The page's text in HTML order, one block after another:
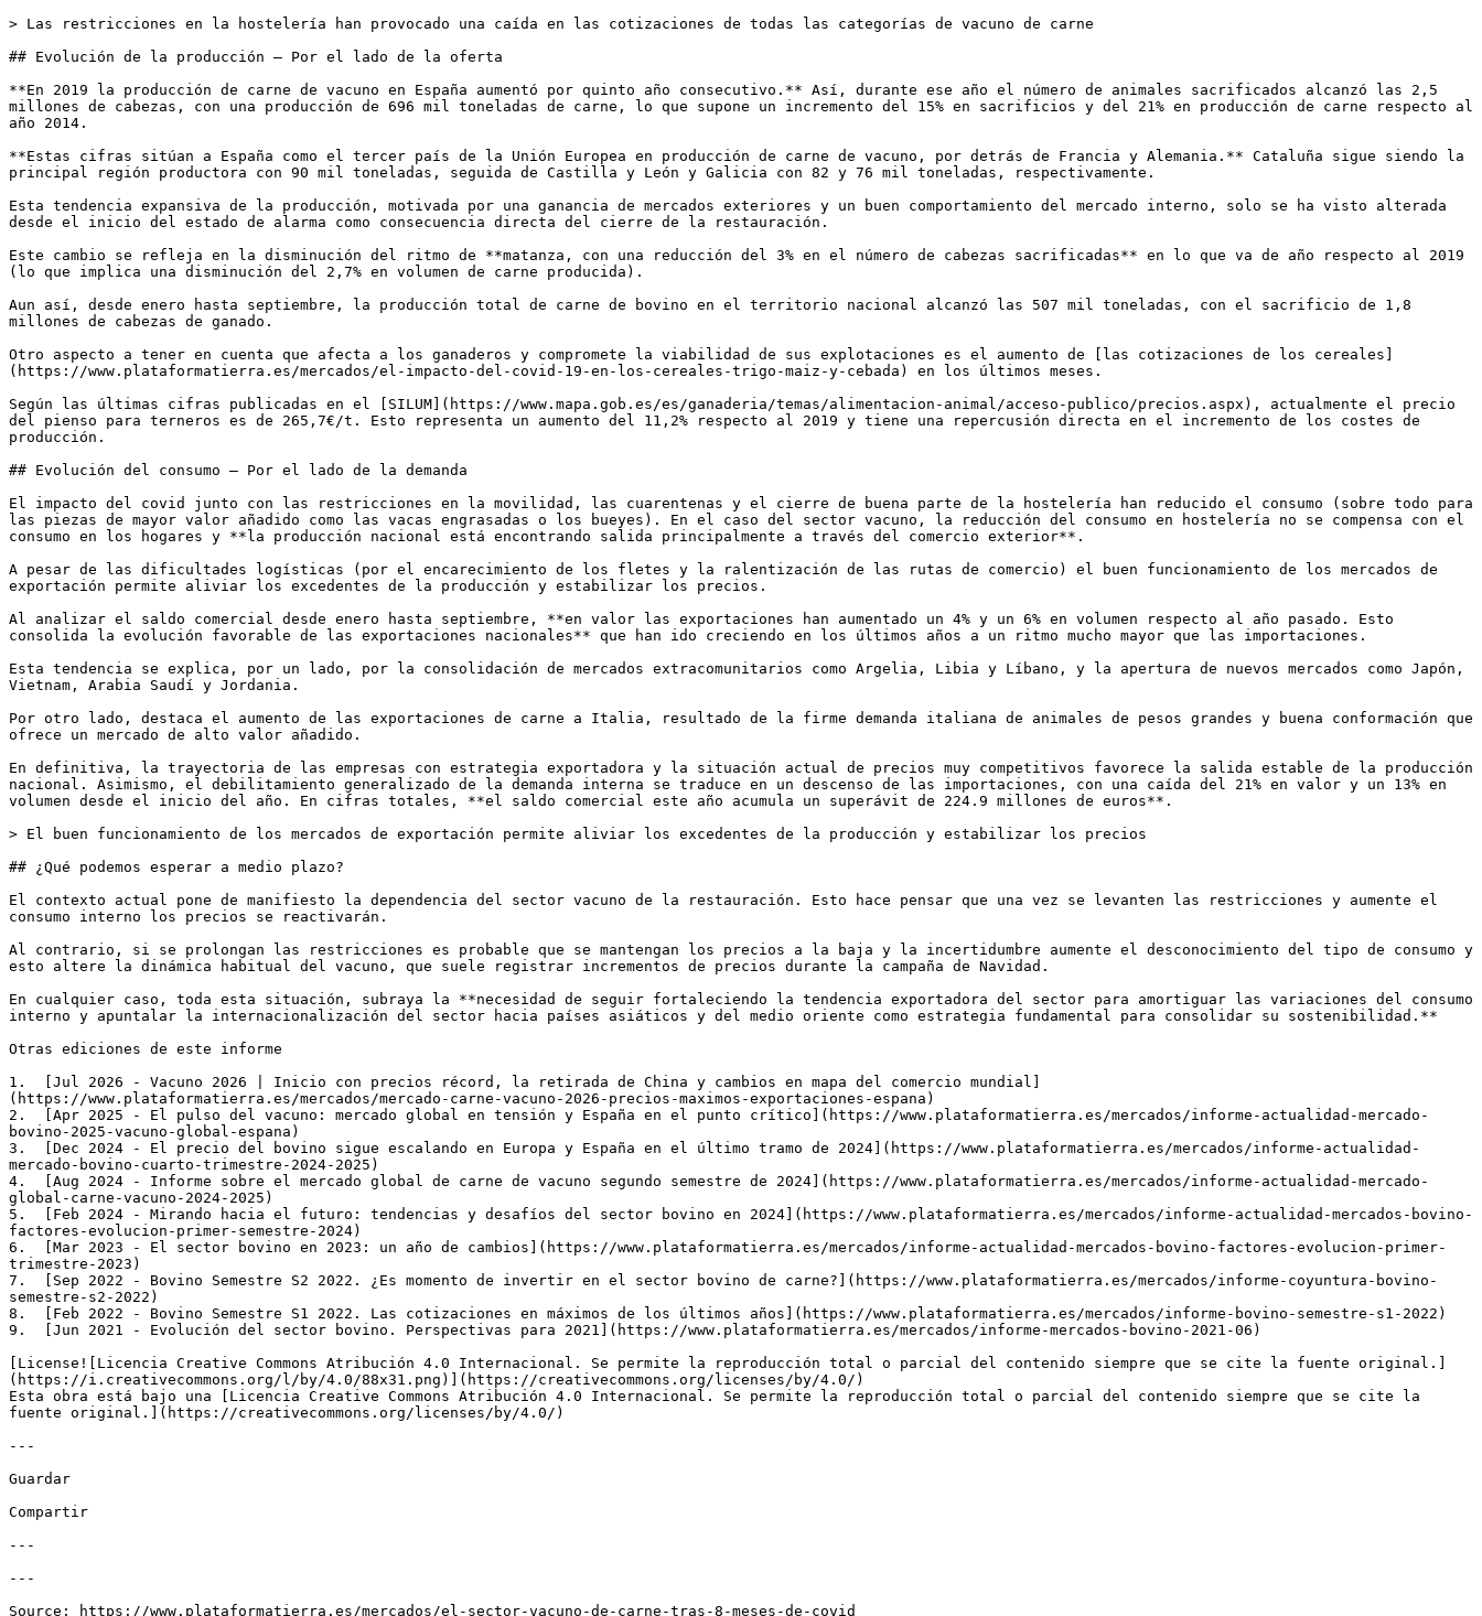
> Las restricciones en la hostelería han provocado una caída en las cotizaciones de todas las categorías de vacuno de carne
## Evolución de la producción – Por el lado de la oferta
**En 2019 la producción de carne de vacuno en España aumentó por quinto año consecutivo.** Así, durante ese año el número de animales sacrificados alcanzó las 2,5
millones de cabezas, con una producción de 696 mil toneladas de carne, lo que supone un incremento del 15% en sacrificios y del 21% en producción de carne respecto al
año 2014.
**Estas cifras sitúan a España como el tercer país de la Unión Europea en producción de carne de vacuno, por detrás de Francia y Alemania.** Cataluña sigue siendo la
principal región productora con 90 mil toneladas, seguida de Castilla y León y Galicia con 82 y 76 mil toneladas, respectivamente.
Esta tendencia expansiva de la producción, motivada por una ganancia de mercados exteriores y un buen comportamiento del mercado interno, solo se ha visto alterada
desde el inicio del estado de alarma como consecuencia directa del cierre de la restauración.
Este cambio se refleja en la disminución del ritmo de **matanza, con una reducción del 3% en el número de cabezas sacrificadas** en lo que va de año respecto al 2019
(lo que implica una disminución del 2,7% en volumen de carne producida).
Aun así, desde enero hasta septiembre, la producción total de carne de bovino en el territorio nacional alcanzó las 507 mil toneladas, con el sacrificio de 1,8
millones de cabezas de ganado.
Otro aspecto a tener en cuenta que afecta a los ganaderos y compromete la viabilidad de sus explotaciones es el aumento de [las cotizaciones de los cereales]
(https://www.plataformatierra.es/mercados/el-impacto-del-covid-19-en-los-cereales-trigo-maiz-y-cebada) en los últimos meses.
Según las últimas cifras publicadas en el [SILUM](https://www.mapa.gob.es/es/ganaderia/temas/alimentacion-animal/acceso-publico/precios.aspx), actualmente el precio
del pienso para terneros es de 265,7€/t. Esto representa un aumento del 11,2% respecto al 2019 y tiene una repercusión directa en el incremento de los costes de
producción.
## Evolución del consumo – Por el lado de la demanda
El impacto del covid junto con las restricciones en la movilidad, las cuarentenas y el cierre de buena parte de la hostelería han reducido el consumo (sobre todo para
las piezas de mayor valor añadido como las vacas engrasadas o los bueyes). En el caso del sector vacuno, la reducción del consumo en hostelería no se compensa con el
consumo en los hogares y **la producción nacional está encontrando salida principalmente a través del comercio exterior**.
A pesar de las dificultades logísticas (por el encarecimiento de los fletes y la ralentización de las rutas de comercio) el buen funcionamiento de los mercados de
exportación permite aliviar los excedentes de la producción y estabilizar los precios.
Al analizar el saldo comercial desde enero hasta septiembre, **en valor las exportaciones han aumentado un 4% y un 6% en volumen respecto al año pasado. Esto
consolida la evolución favorable de las exportaciones nacionales** que han ido creciendo en los últimos años a un ritmo mucho mayor que las importaciones.
Esta tendencia se explica, por un lado, por la consolidación de mercados extracomunitarios como Argelia, Libia y Líbano, y la apertura de nuevos mercados como Japón,
Vietnam, Arabia Saudí y Jordania.
Por otro lado, destaca el aumento de las exportaciones de carne a Italia, resultado de la firme demanda italiana de animales de pesos grandes y buena conformación que
ofrece un mercado de alto valor añadido.
En definitiva, la trayectoria de las empresas con estrategia exportadora y la situación actual de precios muy competitivos favorece la salida estable de la producción
nacional. Asimismo, el debilitamiento generalizado de la demanda interna se traduce en un descenso de las importaciones, con una caída del 21% en valor y un 13% en
volumen desde el inicio del año. En cifras totales, **el saldo comercial este año acumula un superávit de 224.9 millones de euros**.
> El buen funcionamiento de los mercados de exportación permite aliviar los excedentes de la producción y estabilizar los precios
## ¿Qué podemos esperar a medio plazo?
El contexto actual pone de manifiesto la dependencia del sector vacuno de la restauración. Esto hace pensar que una vez se levanten las restricciones y aumente el
consumo interno los precios se reactivarán.
Al contrario, si se prolongan las restricciones es probable que se mantengan los precios a la baja y la incertidumbre aumente el desconocimiento del tipo de consumo y
esto altere la dinámica habitual del vacuno, que suele registrar incrementos de precios durante la campaña de Navidad.
En cualquier caso, toda esta situación, subraya la **necesidad de seguir fortaleciendo la tendencia exportadora del sector para amortiguar las variaciones del consumo
interno y apuntalar la internacionalización del sector hacia países asiáticos y del medio oriente como estrategia fundamental para consolidar su sostenibilidad.**
Otras ediciones de este informe
1.  [Jul 2026 - Vacuno 2026 | Inicio con precios récord, la retirada de China y cambios en mapa del comercio mundial]
(https://www.plataformatierra.es/mercados/mercado-carne-vacuno-2026-precios-maximos-exportaciones-espana)
2.  [Apr 2025 - El pulso del vacuno: mercado global en tensión y España en el punto crítico](https://www.plataformatierra.es/mercados/informe-actualidad-mercado-
bovino-2025-vacuno-global-espana)
3.  [Dec 2024 - El precio del bovino sigue escalando en Europa y España en el último tramo de 2024](https://www.plataformatierra.es/mercados/informe-actualidad-
mercado-bovino-cuarto-trimestre-2024-2025)
4.  [Aug 2024 - Informe sobre el mercado global de carne de vacuno segundo semestre de 2024](https://www.plataformatierra.es/mercados/informe-actualidad-mercado-
global-carne-vacuno-2024-2025)
5.  [Feb 2024 - Mirando hacia el futuro: tendencias y desafíos del sector bovino en 2024](https://www.plataformatierra.es/mercados/informe-actualidad-mercados-bovino-
factores-evolucion-primer-semestre-2024)
6.  [Mar 2023 - El sector bovino en 2023: un año de cambios](https://www.plataformatierra.es/mercados/informe-actualidad-mercados-bovino-factores-evolucion-primer-
trimestre-2023)
7.  [Sep 2022 - Bovino Semestre S2 2022. ¿Es momento de invertir en el sector bovino de carne?](https://www.plataformatierra.es/mercados/informe-coyuntura-bovino-
semestre-s2-2022)
8.  [Feb 2022 - Bovino Semestre S1 2022. Las cotizaciones en máximos de los últimos años](https://www.plataformatierra.es/mercados/informe-bovino-semestre-s1-2022)
9.  [Jun 2021 - Evolución del sector bovino. Perspectivas para 2021](https://www.plataformatierra.es/mercados/informe-mercados-bovino-2021-06)
[License![Licencia Creative Commons Atribución 4.0 Internacional. Se permite la reproducción total o parcial del contenido siempre que se cite la fuente original.]
(https://i.creativecommons.org/l/by/4.0/88x31.png)](https://creativecommons.org/licenses/by/4.0/)
Esta obra está bajo una [Licencia Creative Commons Atribución 4.0 Internacional. Se permite la reproducción total o parcial del contenido siempre que se cite la
fuente original.](https://creativecommons.org/licenses/by/4.0/)
---
Guardar
Compartir
---
---